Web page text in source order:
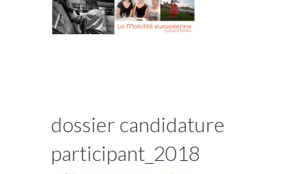
dossier candidature
participant_2018